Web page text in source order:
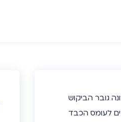
גובר הביקוש
לעומס הכבד